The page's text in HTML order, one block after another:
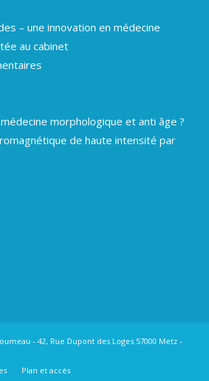
– une innovation en médecine
au cabinet
morphologique et anti âge ?
de haute intensité par
- 42, Rue Dupont des Loges 57000 Metz -
Plan et accès